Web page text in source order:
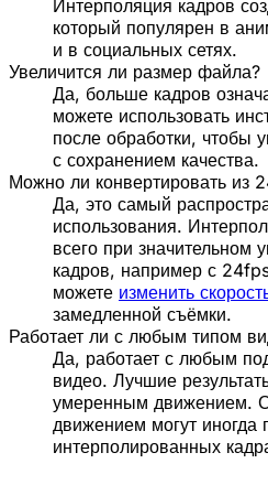
Интерполяция кадров
который популярен в
и в социальных сетях.
Увеличится ли размер файла?
Да, больше кадров
можете использовать
после обработки, чтобы
с сохранением качества.
Можно ли конвертировать из
Да, это самый
использования.
всего при значительном
кадров, например с
можете изменить
замедленной съёмки.
Работает ли с любым типом
Да, работает с любым
видео. Лучшие
умеренным движением.
движением могут иногда
интерполированных